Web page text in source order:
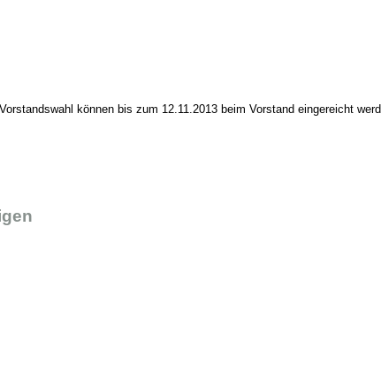
können bis zum 12.11.2013 beim Vorstand eingereicht